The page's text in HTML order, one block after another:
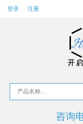
登录 注册
咨询